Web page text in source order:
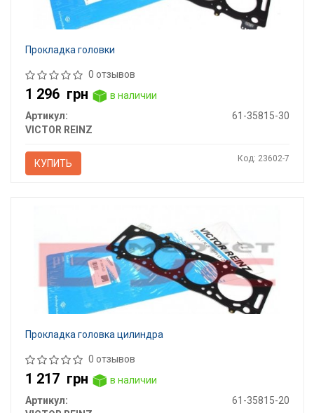
Прокладка головки
0 отзывов
1 296 грн
в наличии
Артикул:
61-35815-30
VICTOR REINZ
КУПИТЬ Код: 23602-7
Прокладка головка цилиндра
0 отзывов
1 217 грн
в наличии
Артикул:
61-35815-20